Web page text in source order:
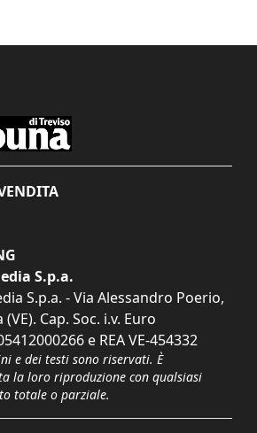
S.p.a.
S.p.a. - Via Alessandro Poerio,
Cap. Soc. i.v. Euro
e REA VE-454332
e dei testi sono riservati. È
la loro riproduzione con qualsiasi
totale o parziale.